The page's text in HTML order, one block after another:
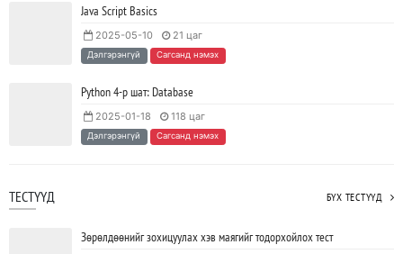
Ажил дээрээ сайн найзтай байх нь ажлын бүтээмж
нэмэгдүүлж, тогтвортой ажиллах суурь болдог
2023/04/25 SHARE
Java Script Basics
2025-05-10 21 цаг
Дэлгэрэнгүй Сагсанд нэмэх
Python 4-р шат: Database
2025-01-18 118 цаг
Дэлгэрэнгүй Сагсанд нэмэх
ТЕСТҮҮД БҮХ ТЕСТҮҮД
Зөрөлдөөнийг зохицуулах хэв маягийг тодорхойлох тест